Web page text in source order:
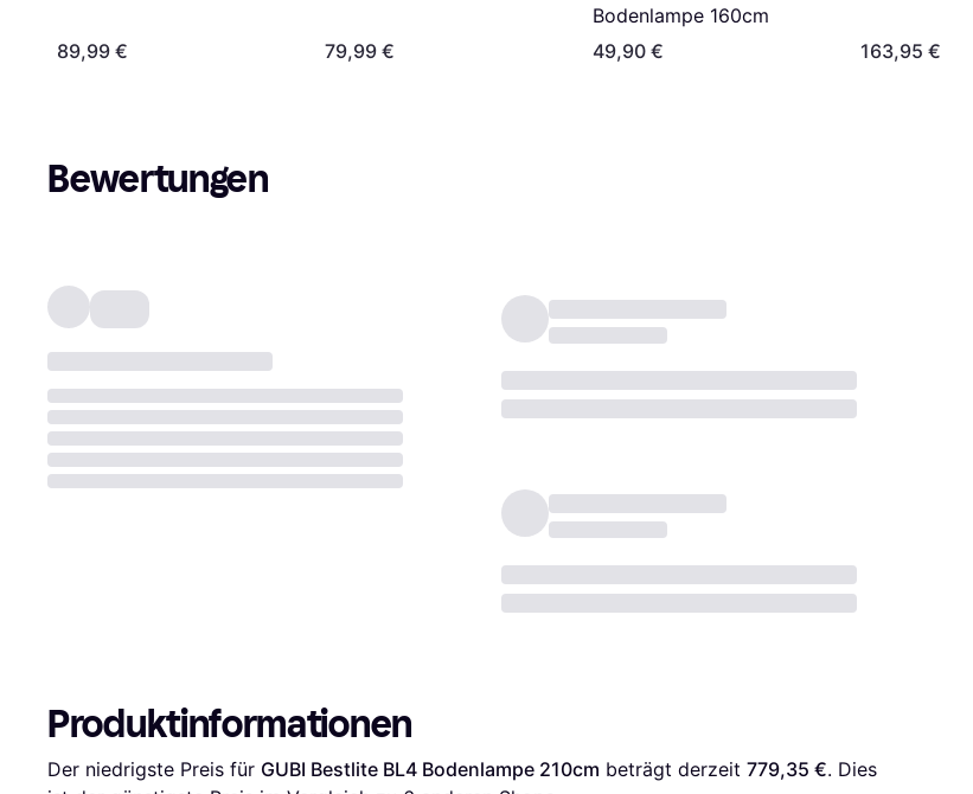
89,99 € 79,99 €
Bodenlampe 160cm
49,90 €
163,95 €
Bewertungen
Produktinformationen
Der niedrigste Preis für GUBI Bestlite BL4 Bodenlampe 210cm beträgt derzeit 779,35 €. Dies